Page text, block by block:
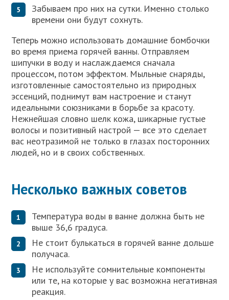
Забываем про них на сутки. Именно столько
времени они будут сохнуть.
Теперь можно использовать домашние бомбочки
во время приема горячей ванны. Отправляем
шипучки в воду и наслаждаемся сначала
процессом, потом эффектом. Мыльные снаряды,
изготовленные самостоятельно из природных
эссенций, поднимут вам настроение и станут
идеальными союзниками в борьбе за красоту.
Нежнейшая словно шелк кожа, шикарные густые
волосы и позитивный настрой — все это сделает
вас неотразимой не только в глазах посторонних
людей, но и в своих собственных.
Несколько важных советов
Температура воды в ванне должна быть не
выше 36,6 градуса.
Не стоит булькаться в горячей ванне дольше
получаса.
Не используйте сомнительные компоненты
или те, на которые у вас возможна негативная
реакция.